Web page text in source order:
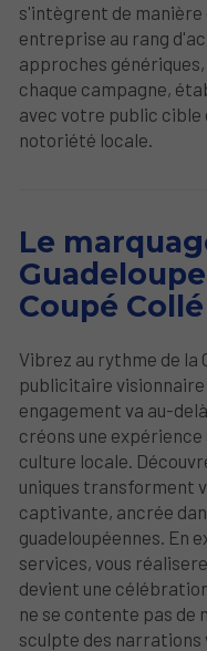
s'intègrent de
entreprise au rang
approches génériques,
chaque campagne,
avec votre public
notoriété locale.
Le
Coupé Collé
Vibrez au rythme de la
publicitaire visionnaire
engagement va au-
créons une
culture locale.
uniques transforment
captivante, ancrée
guadeloupéennes. En
services, vous
devient une
ne se contente pas de
sculpte des narrations